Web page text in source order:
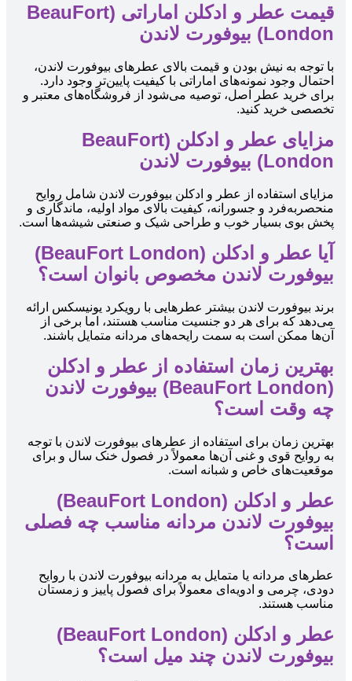
قیمت عطر و ادکلن اماراتی (BeauFort
London) بیوفورت لاندن
با توجه به نیش بودن و قیمت بالای عطرهای بیوفورت لاندن،
احتمال وجود نمونه‌های اماراتی با کیفیت پایین‌تر وجود دارد.
برای خرید عطر اصل، توصیه می‌شود از فروشگاه‌های معتبر و
تخصصی خرید کنید.
مزایای عطر و ادکلن (BeauFort
London) بیوفورت لاندن
مزایای استفاده از عطر و ادکلن بیوفورت لاندن شامل روایح
منحصربه‌فرد و جسورانه، کیفیت بالای مواد اولیه، ماندگاری و
پخش بوی بسیار خوب و طراحی شیک و صنعتی شیشه‌ها است.
آیا عطر و ادکلن (BeauFort London)
بیوفورت لاندن مخصوص بانوان است؟
برند بیوفورت لاندن بیشتر عطرهایی با رویکرد یونیسکس ارائه
می‌دهد که برای هر دو جنسیت مناسب هستند، اما برخی از
آن‌ها ممکن است به سمت رایحه‌های مردانه متمایل باشند.
بهترین زمان استفاده از عطر و ادکلن
(BeauFort London) بیوفورت لاندن
چه وقت است؟
بهترین زمان برای استفاده از عطرهای بیوفورت لاندن با توجه
به روایح قوی و غنی آن‌ها معمولاً در فصول خنک سال و برای
موقعیت‌های خاص و شبانه است.
عطر و ادکلن (BeauFort London)
بیوفورت لاندن مردانه مناسب چه فصلی
است؟
عطرهای مردانه یا متمایل به مردانه بیوفورت لاندن با روایح
دودی، چرمی و ادویه‌ای معمولاً برای فصول پاییز و زمستان
مناسب هستند.
عطر و ادکلن (BeauFort London)
بیوفورت لاندن چند میل است؟